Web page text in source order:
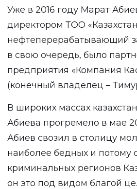
Уже в 2016 году Марат
директором ТОО
нефтеперерабатывающий
в свою очередь, было
предприятия «Компания
(конечный владелец –
В широких массах
Абиева прогремело в мае
Абиев свозил в столицу
наиболее бедных и потому
криминальных регионов
он это под видом благой